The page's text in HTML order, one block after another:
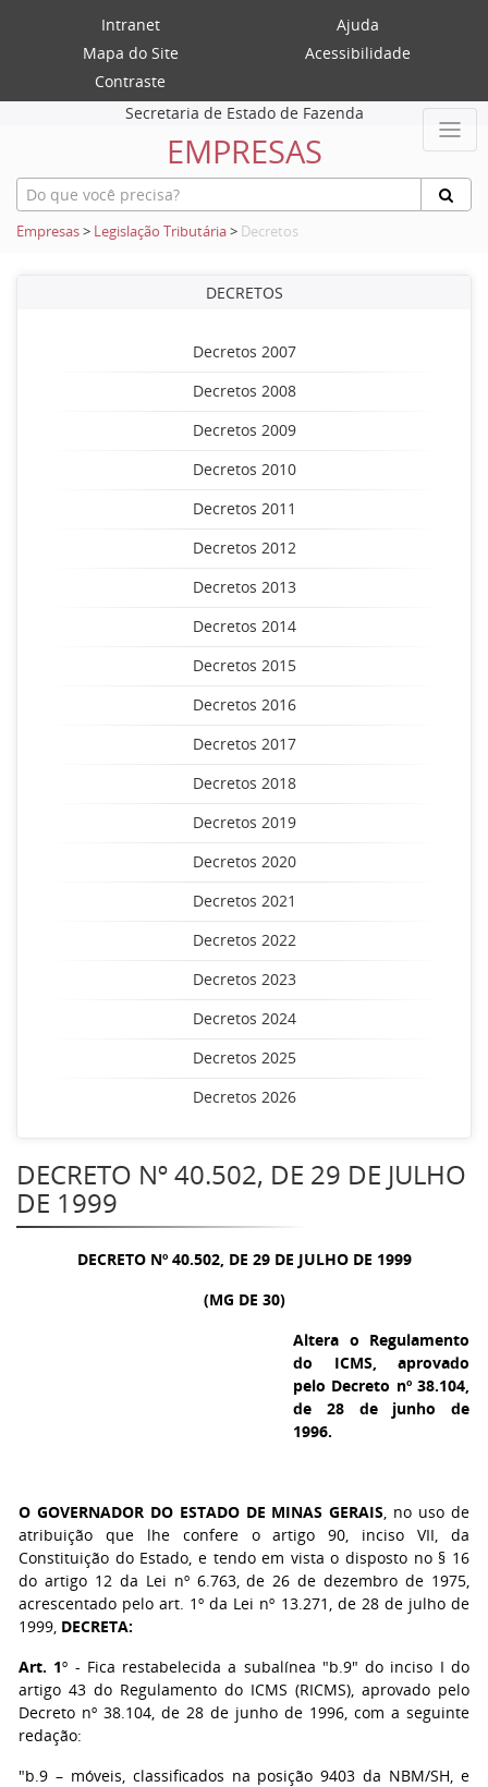
Intranet
Ajuda
Mapa do Site
Acessibilidade
Contraste
Secretaria de Estado de Fazenda
EMPRESAS
Empresas> Legislação Tributária> Decretos
DECRETOS
Decretos 2007
Decretos 2008
Decretos 2009
Decretos 2010
Decretos 2011
Decretos 2012
Decretos 2013
Decretos 2014
Decretos 2015
Decretos 2016
Decretos 2017
Decretos 2018
Decretos 2019
Decretos 2020
Decretos 2021
Decretos 2022
Decretos 2023
Decretos 2024
Decretos 2025
Decretos 2026
DECRETO Nº 40.502, DE 29 DE JULHO
DE 1999
DECRETO Nº 40.502, DE 29 DE JULHO DE 1999
(MG DE 30)
Altera o Regulamento
do ICMS, aprovado
pelo Decreto nº 38.104,
de 28 de junho de
1996.
O GOVERNADOR DO ESTADO DE MINAS GERAIS, no uso de
atribuição que lhe confere o artigo 90, inciso VII, da
Constituição do Estado, e tendo em vista o disposto no § 16
do artigo 12 da Lei nº 6.763, de 26 de dezembro de 1975,
acrescentado pelo art. 1º da Lei nº 13.271, de 28 de julho de
1999, DECRETA:
Art. 1º - Fica restabelecida a subalínea "b.9" do inciso I do
artigo 43 do Regulamento do ICMS (RICMS), aprovado pelo
Decreto nº 38.104, de 28 de junho de 1996, com a seguinte
redação:
"b.9 – móveis, classificados na posição 9403 da NBM/SH, e